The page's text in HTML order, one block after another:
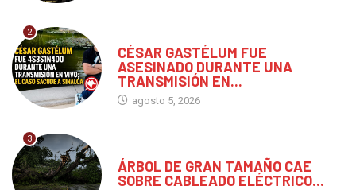
2
CÉSAR GASTÉLUM FUE
ASESINADO DURANTE UNA
TRANSMISIÓN EN...
agosto 5, 2026
3
ÁRBOL DE GRAN TAMAÑO CAE
SOBRE CABLEADO ELÉCTRICO...